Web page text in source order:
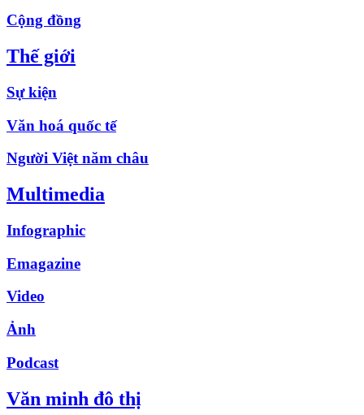
Cộng đồng
Thế giới
Sự kiện
Văn hoá quốc tế
Người Việt năm châu
Multimedia
Infographic
Emagazine
Video
Ảnh
Podcast
Văn minh đô thị